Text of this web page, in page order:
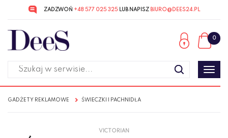
do menu
głównego
do
menu
w
ZADZWOŃ +48 577 025 325LUB NAPISZ BIURO@DEES24.PL
0
GADŻETY REKLAMOWE ŚWIECZKI I PACHNIDŁA
VICTORIAN